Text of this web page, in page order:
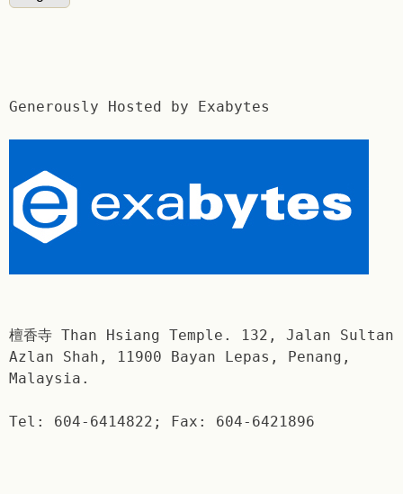
Generously Hosted by Exabytes
檀香寺 Than Hsiang Temple. 132, Jalan Sultan
Azlan Shah, 11900 Bayan Lepas, Penang,
Malaysia.
Tel: 604-6414822; Fax: 604-6421896